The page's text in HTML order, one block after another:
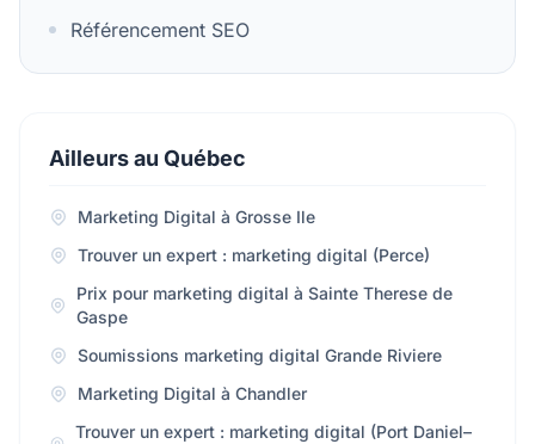
Référencement SEO
Ailleurs au Québec
Marketing Digital à Grosse Ile
Trouver un expert : marketing digital (Perce)
Prix pour marketing digital à Sainte Therese de
Gaspe
Soumissions marketing digital Grande Riviere
Marketing Digital à Chandler
Trouver un expert : marketing digital (Port Daniel–